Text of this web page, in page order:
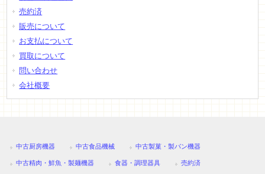
売約済
販売について
お支払について
買取について
問い合わせ
会社概要
中古厨房機器 中古食品機械 中古製菓・製パン機器
中古精肉・鮮魚・製麺機器 食器・調理器具 売約済